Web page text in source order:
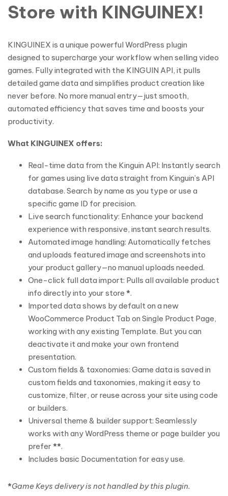
Store with KINGUINEX!
KINGUINEX is a unique powerful WordPress plugin
designed to supercharge your workflow when selling video
games. Fully integrated with the KINGUIN API, it pulls
detailed game data and simplifies product creation like
never before. No more manual entry—just smooth,
automated efficiency that saves time and boosts your
productivity.
What KINGUINEX offers:
Real-time data from the Kinguin API: Instantly search
for games using live data straight from Kinguin’s API
database. Search by name as you type or use a
specific game ID for precision.
Live search functionality: Enhance your backend
experience with responsive, instant search results.
Automated image handling: Automatically fetches
and uploads featured image and screenshots into
your product gallery—no manual uploads needed.
One-click full data import: Pulls all available product
info directly into your store *.
Imported data shows by default on a new
WooCommerce Product Tab on Single Product Page,
working with any existing Template. But you can
deactivate it and make your own frontend
presentation.
Custom fields & taxonomies: Game data is saved in
custom fields and taxonomies, making it easy to
customize, filter, or reuse across your site using code
or builders.
Universal theme & builder support: Seamlessly
works with any WordPress theme or page builder you
prefer **.
Includes basic Documentation for easy use.
*Game Keys delivery is not handled by this plugin.